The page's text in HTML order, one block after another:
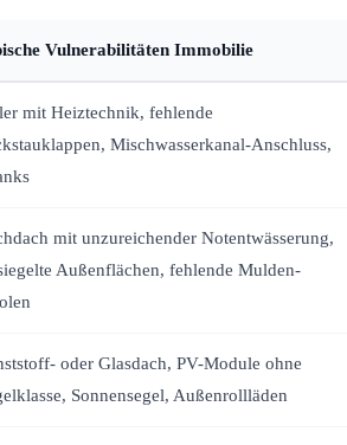
Vulnerabilitäten Immobilie
mit Heiztechnik, fehlende
Mischwasserkanal-Anschluss,
mit unzureichender Notentwässerung,
Außenflächen, fehlende Mulden-
oder Glasdach, PV-Module ohne
Sonnensegel, Außenrollläden